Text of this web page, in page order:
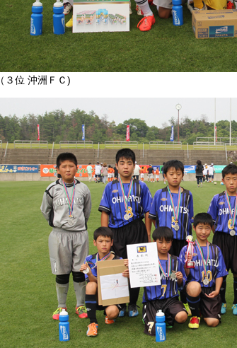
（３位 沖洲ＦＣ)